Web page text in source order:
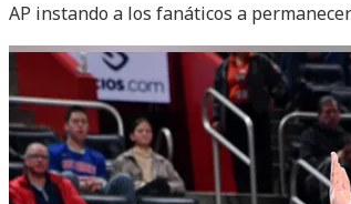
AP instando a los fanáticos a